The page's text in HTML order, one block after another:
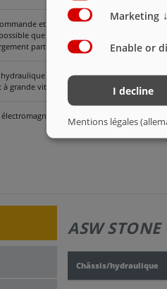
et câble pour caisse du porteur et kit
que lorsque le fond coulissant se
partiel (observez les consignes
(recommandé en cas
grande vitesse)
par ex. raccordement
ASW
Châssis/hydraulique
Marketing ↓
Enable or
I decline
Mentions légales